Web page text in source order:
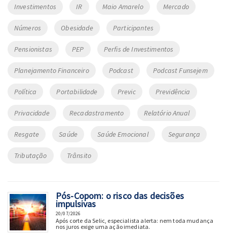
Investimentos IR Maio Amarelo Mercado
Números Obesidade Participantes
Pensionistas PEP Perfis de Investimentos
Planejamento Financeiro Podcast Podcast Funsejem
Política Portabilidade Previc Previdência
Privacidade Recadastramento Relatório Anual
Resgate Saúde Saúde Emocional Segurança
Tributação Trânsito
Pós-Copom: o risco das decisões
impulsivas
20/07/2026
Após corte da Selic, especialista alerta: nem toda mudança
nos juros exige uma ação imediata.